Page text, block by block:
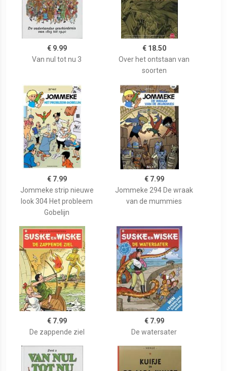
€ 9.99
Van nul tot nu 3
€ 18.50
Over het ontstaan van
soorten
€ 7.99
Jommeke strip nieuwe
look 304 Het probleem
Gobelijn
€ 7.99
Jommeke 294 De wraak
van de mummies
€ 7.99
De zappende ziel
€ 7.99
De watersater